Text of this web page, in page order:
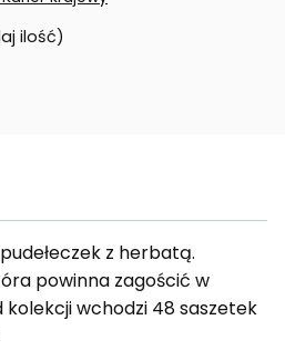
ilość)
z herbatą.
powinna zagościć w
kolekcji wchodzi 48 saszetek